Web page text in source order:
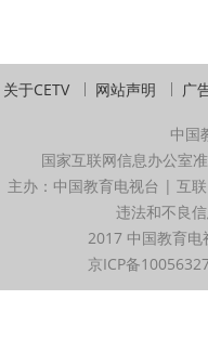
关于CETV 网站声明 广
中国
国家互联网信息办公室
主办：中国教育电视台 | 互
违法和不良
2017 中国教育
京ICP备